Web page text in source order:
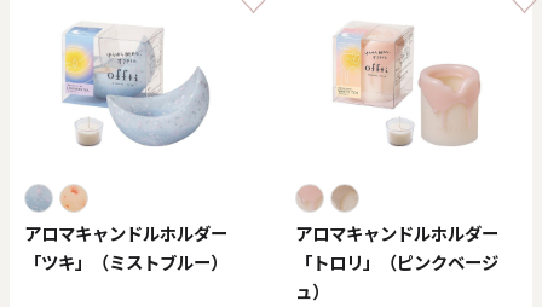
お買い物ガイド 企業情報 お知らせ お問い合わせ
アロマキャンドルホルダー
「ツキ」（ミストブルー）
アロマキャンドルホルダー
「トロリ」（ピンクベージ
ュ）